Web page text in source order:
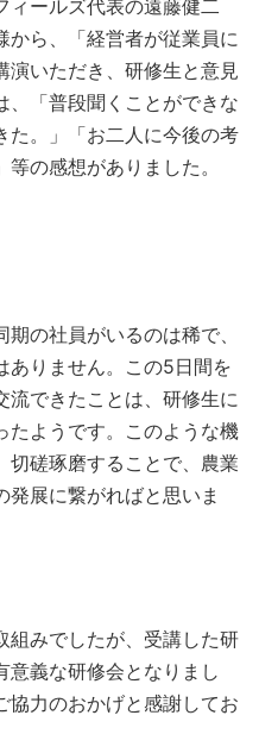
ィールズ代表の遠藤健二
から、「経営者が従業員に
演いただき、研修生と意見
、「普段聞くことができな
た。」「お二人に今後の考
等の感想がありました。
の社員がいるのは稀で、
ありません。この5日間を
流できたことは、研修生に
たようです。このような機
切磋琢磨することで、農業
展に繋がればと思いま
組みでしたが、受講した研
意義な研修会となりまし
協力のおかげと感謝してお